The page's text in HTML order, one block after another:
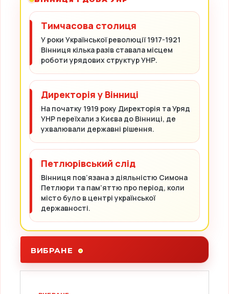
Тимчасова столиця
У роки Української революції 1917-1921
Вінниця кілька разів ставала місцем
роботи урядових структур УНР.
Директорія у Вінниці
На початку 1919 року Директорія та Уряд
УНР переїхали з Києва до Вінниці, де
ухвалювали державні рішення.
Петлюрівський слід
Вінниця пов’язана з діяльністю Симона
Петлюри та пам’яттю про період, коли
місто було в центрі української
державності.
ВИБРАНЕ